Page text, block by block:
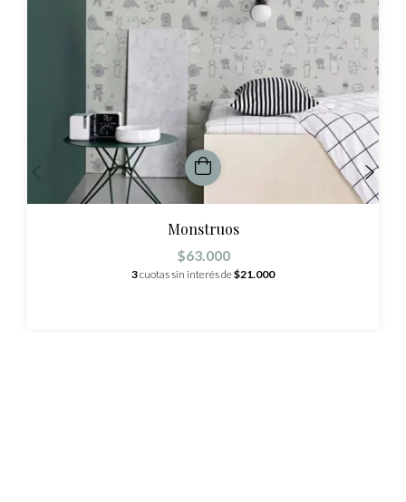
Monstruos
$63.000
3cuotas sin interés de$21.000